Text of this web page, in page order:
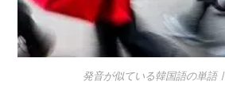
発音が似ている韓国語の単語